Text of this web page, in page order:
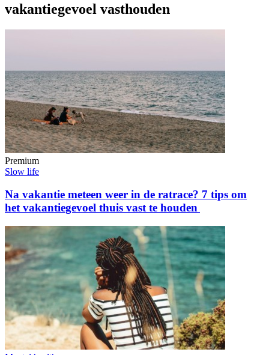
vakantiegevoel vasthouden
Premium
Slow life
Na vakantie meteen weer in de ratrace? 7 tips om
het vakantiegevoel thuis vast te houden